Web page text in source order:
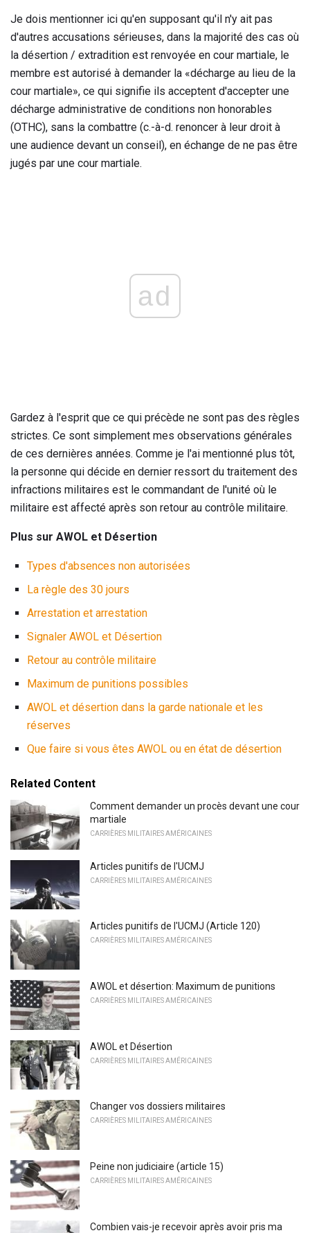
Je dois mentionner ici qu'en supposant qu'il n'y ait pas
d'autres accusations sérieuses, dans la majorité des cas où
la désertion / extradition est renvoyée en cour martiale, le
membre est autorisé à demander la «décharge au lieu de la
cour martiale», ce qui signifie ils acceptent d'accepter une
décharge administrative de conditions non honorables
(OTHC), sans la combattre (c.-à-d. renoncer à leur droit à
une audience devant un conseil), en échange de ne pas être
jugés par une cour martiale.
ad
Gardez à l'esprit que ce qui précède ne sont pas des règles
strictes. Ce sont simplement mes observations générales
de ces dernières années. Comme je l'ai mentionné plus tôt,
la personne qui décide en dernier ressort du traitement des
infractions militaires est le commandant de l'unité où le
militaire est affecté après son retour au contrôle militaire.
Plus sur AWOL et Désertion
Types d'absences non autorisées
La règle des 30 jours
Arrestation et arrestation
Signaler AWOL et Désertion
Retour au contrôle militaire
Maximum de punitions possibles
AWOL et désertion dans la garde nationale et les
réserves
Que faire si vous êtes AWOL ou en état de désertion
Related Content
Comment demander un procès devant une cour
martiale
CARRIÈRES MILITAIRES AMÉRICAINES
Articles punitifs de l'UCMJ
CARRIÈRES MILITAIRES AMÉRICAINES
Articles punitifs de l'UCMJ (Article 120)
CARRIÈRES MILITAIRES AMÉRICAINES
AWOL et désertion: Maximum de punitions
CARRIÈRES MILITAIRES AMÉRICAINES
AWOL et Désertion
CARRIÈRES MILITAIRES AMÉRICAINES
Changer vos dossiers militaires
CARRIÈRES MILITAIRES AMÉRICAINES
Peine non judiciaire (article 15)
CARRIÈRES MILITAIRES AMÉRICAINES
Combien vais-je recevoir après avoir pris ma